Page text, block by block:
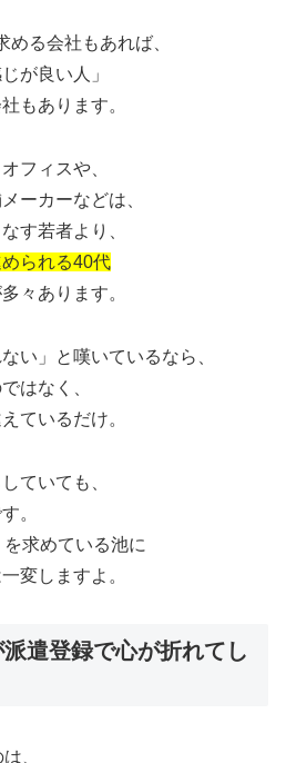
る会社もあれば、
が良い人」
もあります。
フィスや、
ーカーなどは、
す若者より、
られる40代
々あります。
い」と嘆いているなら、
はなく、
ているだけ。
ていても、
。
求めている池に
変しますよ。
遣登録で心が折れてし
、